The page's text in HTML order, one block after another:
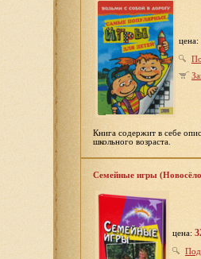
цена:
Книга содержит в себе
школьного возраста.
Семейные игры
цена: